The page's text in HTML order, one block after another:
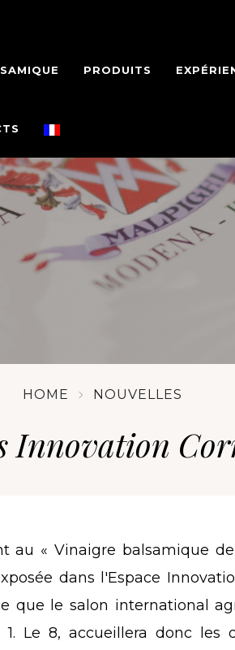
PRODUITS
HOME NOUVELLES
Innovation
au « Vinaigre balsamique
dans l'Espace
que le salon international
Le 8, accueillera donc les